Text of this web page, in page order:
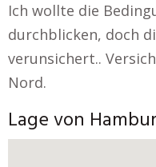
Ich wollte die
durchblicken, doch
verunsichert..
Nord.
Lage von